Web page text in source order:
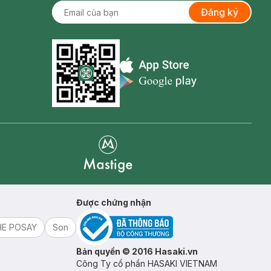
Đăng ký
Appstore icon
POSAY
Son
Được chứng nhận
Bản quyền © 2016 Hasaki.vn
Công Ty cổ phần HASAKI VIETNAM